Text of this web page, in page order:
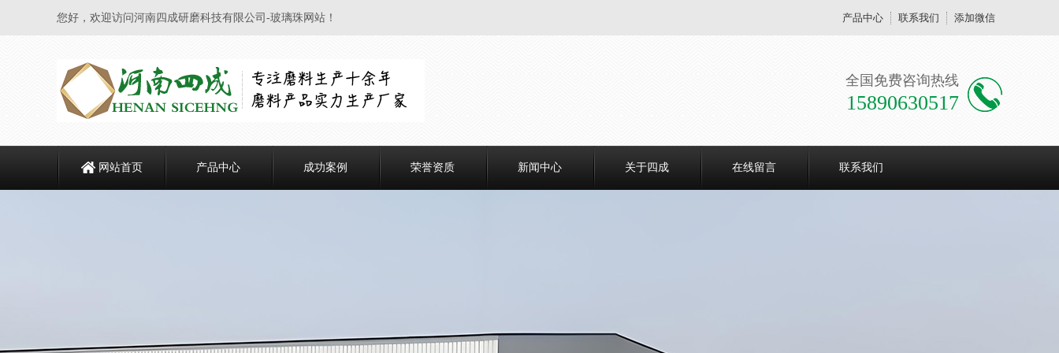
您好，欢迎访问河南四成研磨科技有限公司-玻璃珠网站！ 产品中心 联系我们 添加微信
全国免费咨询热线
15890630517
网站首页 产品中心 成功案例 荣誉资质 新闻中心 关于四成 在线留言 联系我们